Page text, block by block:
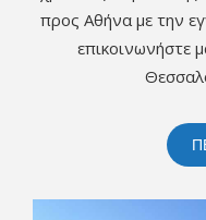
προς Αθήνα με την
επικοινωνήστε